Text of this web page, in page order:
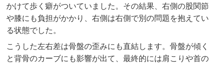
かけて歩く癖がついていました。その結果、右側の股関節
や膝にも負担がかかり、右側は右側で別の問題を抱えてい
る状態でした。
こうした左右差は骨盤の歪みにも直結します。骨盤が傾く
と背骨のカーブにも影響が出て、最終的には肩こりや首の